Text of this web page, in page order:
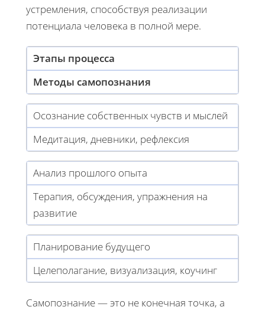
устремления, способствуя реализации
потенциала человека в полной мере.
Этапы процесса
Методы самопознания
Осознание собственных чувств и мыслей
Медитация, дневники, рефлексия
Анализ прошлого опыта
Терапия, обсуждения, упражнения на
развитие
Планирование будущего
Целеполагание, визуализация, коучинг
Самопознание — это не конечная точка, а